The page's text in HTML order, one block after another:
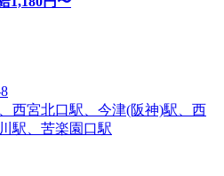
西宮北口駅、今津(阪神)駅、西
駅、苦楽園口駅